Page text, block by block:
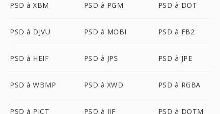
PSD à XBM PSD à PGM PSD à DOT
PSD à DJVU PSD à MOBI PSD à FB2
PSD à HEIF PSD à JPS PSD à JPE
PSD à WBMP PSD à XWD PSD à RGBA
PSD à PICT PSD à JIF PSD à DOTM